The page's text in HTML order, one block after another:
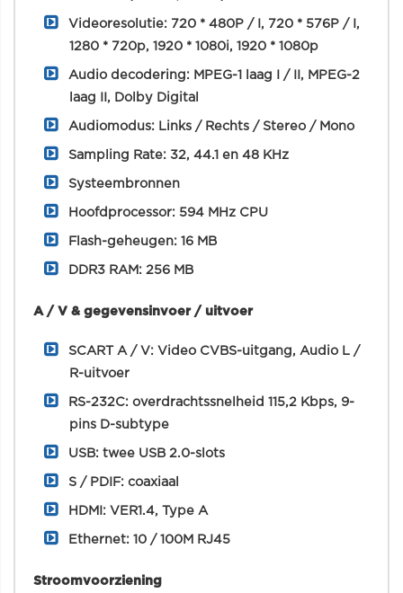
Videoresolutie: 720 * 480P / I, 720 * 576P / I,
1280 * 720p, 1920 * 1080i, 1920 * 1080p
Audio decodering: MPEG-1 laag I / II, MPEG-2
laag II, Dolby Digital
Audiomodus: Links / Rechts / Stereo / Mono
Sampling Rate: 32, 44.1 en 48 KHz
Systeembronnen
Hoofdprocessor: 594 MHz CPU
Flash-geheugen: 16 MB
DDR3 RAM: 256 MB
A / V & gegevensinvoer / uitvoer
SCART A / V: Video CVBS-uitgang, Audio L /
R-uitvoer
RS-232C: overdrachtssnelheid 115,2 Kbps, 9-
pins D-subtype
USB: twee USB 2.0-slots
S / PDIF: coaxiaal
HDMI: VER1.4, Type A
Ethernet: 10 / 100M RJ45
Stroomvoorziening